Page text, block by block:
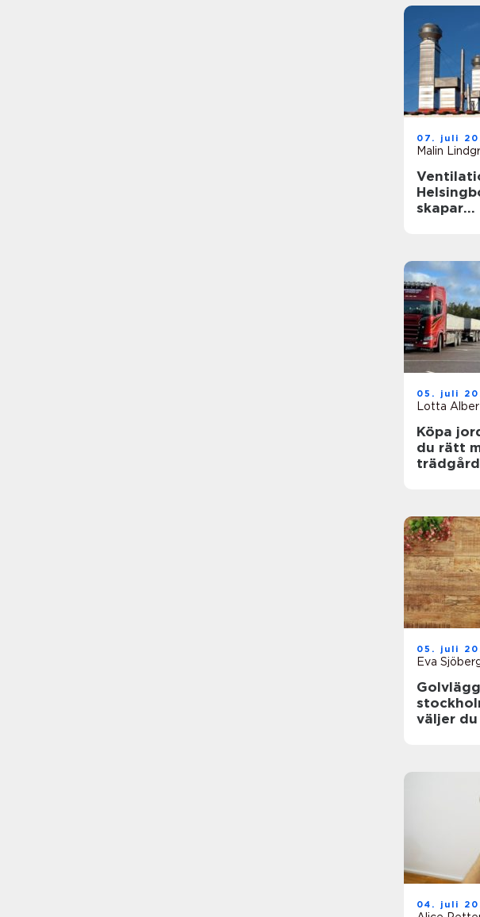
07. juli
Malin
skapar
05. juli
Lotta
Köpa jord så
du rätt
05. juli
Eva
stockholm
väljer
04. juli